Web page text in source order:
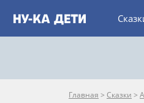
Главная > Сказки >